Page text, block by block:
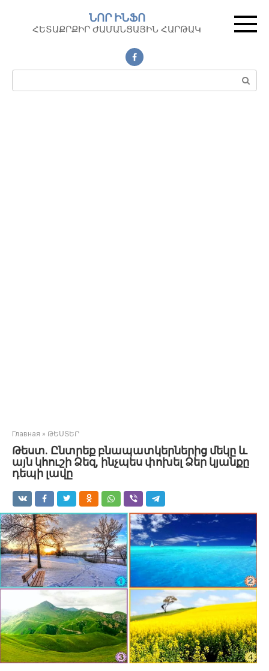
контенту
ՆՈՐ ԻՆՖՈ
ՀԵՏԱՔՐՔԻՐ ԺԱՄԱՆՑԱՅԻՆ ՀԱՐԹԱԿ
Поиск:
Главная » ԹԵՍՏԵՐ
Թեստ. Ընտրեք բնապատկերներից մեկը և
այն կհուշի Ձեզ, ինչպես փոխել Ձեր կյանքը
դեպի լավը